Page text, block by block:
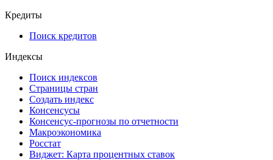
Кредиты
Поиск кредитов
Индексы
Поиск индексов
Страницы стран
Создать индекс
Консенсусы
Консенсус-прогнозы по отчетности
Макроэкономика
Росстат
Виджет: Карта процентных ставок